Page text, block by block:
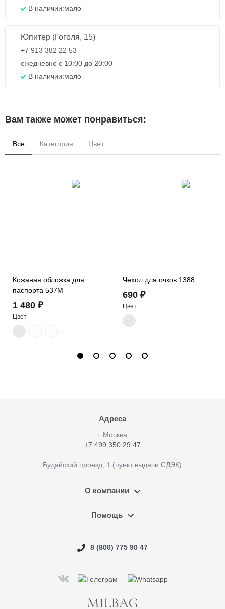
В наличии:мало
Юпитер (Гоголя, 15)
+7 913 382 22 53
ежедневно с 10:00 до 20:00
В наличии:мало
Вам также может понравиться:
Все Категория Цвет
Кожаная обложка для
паспорта 537M
1 480 ₽
Цвет
Чехол для очков 1388
690 ₽
Цвет
Адреса
г. Москва
+7 499 350 29 47
Будайский проезд, 1 (пункт выдачи СДЭК)
О компании
Помощь
8 (800) 775 90 47